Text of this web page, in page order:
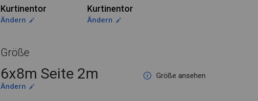
Kurtinentor
Ändern
Kurtinentor
Ändern
Größe
6x8m Seite 2m
Größe ansehen
Ändern